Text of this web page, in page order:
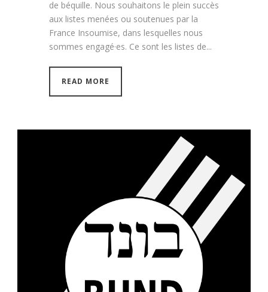
de béquille. Nous souhaitons le plein succès
aux listes menées ou soutenues par la
France Insoumise, dans lesquelles nous
sommes engagé·es. Ce sont les listes de...
READ MORE